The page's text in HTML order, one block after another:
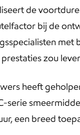
de
bij de
zou
heeft
serie
een breed